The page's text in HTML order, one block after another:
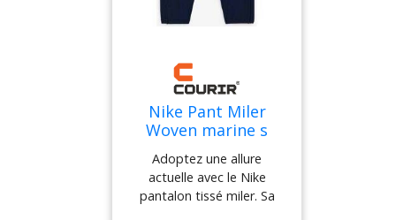
Nike Pant Miler
Woven marine s
Adoptez une allure
actuelle avec le Nike
pantalon tissé miler. Sa